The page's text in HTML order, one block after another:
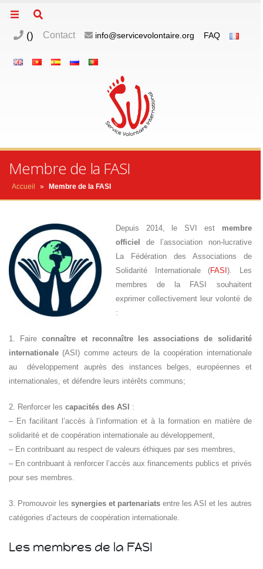
() Contact info@servicevolontaire.org FAQ
Membre de la FASI
Accueil » Membre de la FASI
Depuis 2014, le SVI est membre
officiel
de l’association non-lucrative
La Fédération des Associations de
Solidarité Internationale (FASI). Les
membres de la FASI souhaitent
exprimer collectivement leur volonté de
:
1. Faireconnaître et reconnaître les associations de solidarité
internationale (ASI) comme acteurs de la coopération internationale
au développement auprès des instances belges, européennes et
internationales, et défendre leurs intérêts communs;
2. Renforcer les capacités des ASI
:
– En facilitant l’accès à l’information et à la formation en matière de
solidarité et de coopération internationale au développement,
– En contribuant au respect de valeurs éthiques par ses membres,
– En contribuant à renforcer l’accès aux financements publics et privés
pour ses membres.
3. Promouvoir lessynergies et partenariats entre les ASI et les autres
catégories d’acteurs de coopération internationale.
Les membres de la FASI
Islande
Pérou
Chine
Espagne
Brésil
VietNam
Mexique
Groupe